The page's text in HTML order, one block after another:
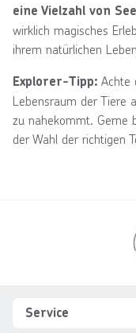
eine Vielzahl von
wirklich magisches
ihrem natürlichen
Explorer-Tipp: Achte
Lebensraum der Tiere
zu nahekommt. Gerne
der Wahl der richtigen
Footer navigation
Service